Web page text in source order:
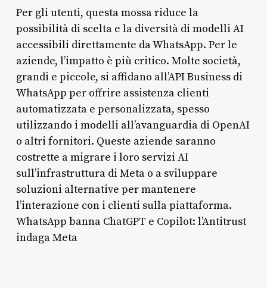
Per gli utenti, questa mossa riduce la
possibilità di scelta e la diversità di modelli AI
accessibili direttamente da WhatsApp. Per le
aziende, l’impatto è più critico. Molte società,
grandi e piccole, si affidano all’API Business di
WhatsApp per offrire assistenza clienti
automatizzata e personalizzata, spesso
utilizzando i modelli all’avanguardia di OpenAI
o altri fornitori. Queste aziende saranno
costrette a migrare i loro servizi AI
sull’infrastruttura di Meta o a sviluppare
soluzioni alternative per mantenere
l’interazione con i clienti sulla piattaforma.
WhatsApp banna ChatGPT e Copilot: l’Antitrust
indaga Meta